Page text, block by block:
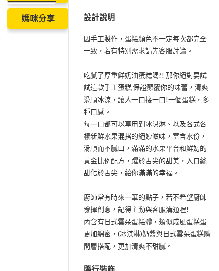
媽咪分享 設計說明
因手工製作，蛋糕顏色不一定每次都完全
一致，若有特別需求請先客服討論。
吃膩了厚重鮮奶油蛋糕嗎?! 那你絕對要試
試這款手工蛋糕,保證顛覆你的味蕾，清爽
滑順冰涼，讓人一口接一口!一個蛋糕，多
種口感。
每一口都可以享用到冰淇淋、以及各式各
樣新鮮水果混搭的絕妙滋味，富含水份，
滑順而不膩口，滿滿的水果平台和鮮奶的
黃金比例配方，躍於舌尖的甜美，入口絲
甜化於舌尖，給你滿滿的幸福。
廚師常有時來一筆的點子，若不希望廚師
發揮創意，記得主動與客服溝通喔!
內含有日式雲朵蛋糕體，類似戚風蛋糕蛋
更加綿密，(冰淇淋)奶醬與日式雲朵蛋糕體
間層搭配，更加清爽不甜膩。